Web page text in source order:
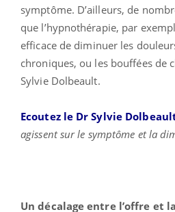
symptôme. D’ailleurs, de
que l’hypnothérapie, par
efficace de diminuer les
chroniques, ou les bouffées de
Sylvie Dolbeault.
Ecoutez le Dr Sylvie
agissent sur le symptôme et la
Un décalage entre l’offre et